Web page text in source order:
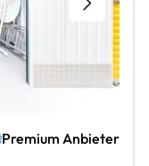
Premium Anbieter